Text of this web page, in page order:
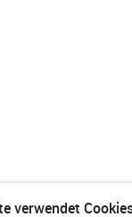
verwendet